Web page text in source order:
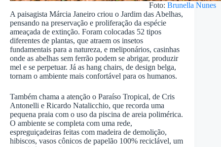
Foto: Brunella Nunes
A paisagista Márcia Janeiro criou o Jardim das Abelhas,
pensando na preservação e proliferação da espécie
ameaçada de extinção. Foram colocadas 52 tipos
diferentes de plantas, que atraem os insetos
fundamentais para a natureza, e meliponários, casinhas
onde as abelhas sem ferrão podem se abrigar, produzir
mel e se perpetuar. Já as hang chairs, de design belga,
tornam o ambiente mais confortável para os humanos.
Também chama a atenção o Paraíso Tropical, de Cris
Antonelli e Ricardo Natalicchio, que recorda uma
pequena praia com o uso da piscina de areia polimérica.
O ambiente se completa com uma rede,
espreguiçadeiras feitas com madeira de demolição,
hibiscos, vasos cônicos de papelão 100% reciclável, um